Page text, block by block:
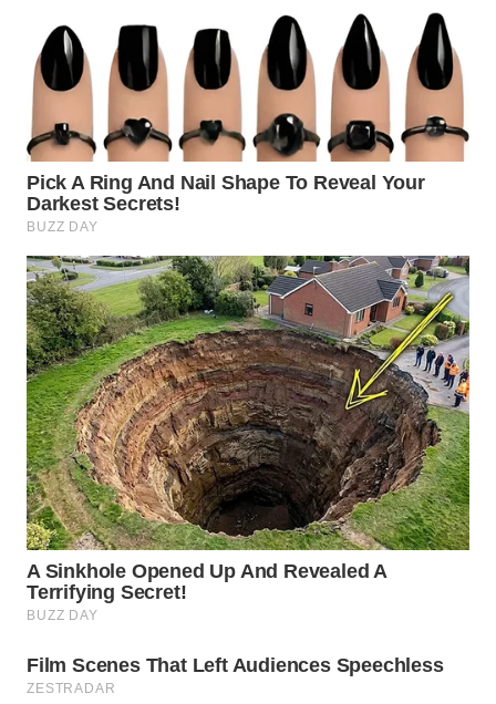
WN
BINJAI
WN
CIREBON
WN
WN
KUNINGAN
WN
MAJALENGKA
WN
SUBANG
WN
SUKABUMI
PURWAKARTA